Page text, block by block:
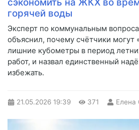
сэкономить на ЖКХ во
горячей воды
Эксперт по коммунальным
объяснил, почему счётчики могут
лишние кубометры в период
работ, и назвал единственный
избежать.
21.05.2026 19:39 371 Елена